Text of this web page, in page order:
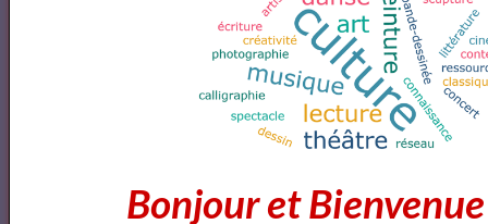
2018 ISANGYUN COMPETITION 1st ROUND -
Promotion V (Concert de clôture)
Bonjour et